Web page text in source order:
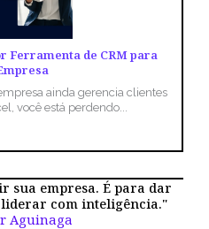
Ferramenta de CRM para
ainda gerencia clientes
você está perdendo...
sua empresa. É para dar
com inteligência."
Aguinaga